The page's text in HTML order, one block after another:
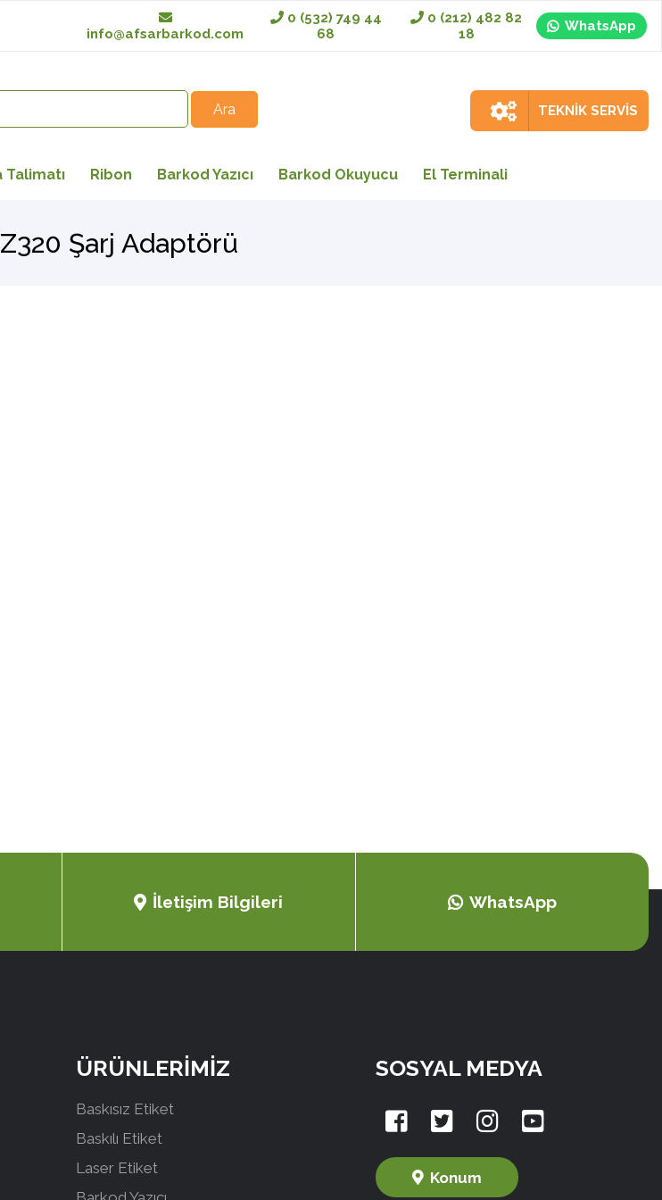
info@afsarbarkod.com
0 (532) 749 44
68
0 (212) 482 82
18
WhatsApp
TEKNİK SERVİS
Talimatı Ribon Barkod Yazıcı Barkod Okuyucu El Terminali
Şarj Adaptörü
İletişim Bilgileri WhatsApp
ÜRÜNLERİMİZ
Baskısız Etiket
Baskılı Etiket
Laser Etiket
SOSYAL MEDYA
Konum